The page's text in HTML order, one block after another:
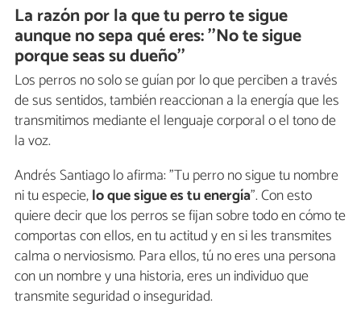
La razón por la que tu perro te sigue
aunque no sepa qué eres: ''No te sigue
porque seas su dueño''
Los perros no solo se guían por lo que perciben a través
de sus sentidos, también reaccionan a la energía que les
transmitimos mediante el lenguaje corporal o el tono de
la voz.
Andrés Santiago lo afirma: "Tu perro no sigue tu nombre
ni tu especie,lo que sigue es tu energía". Con esto
quiere decir que los perros se fijan sobre todo en cómo te
comportas con ellos, en tu actitud y en si les transmites
calma o nerviosismo. Para ellos, tú no eres una persona
con un nombre y una historia, eres un individuo que
transmite seguridad o inseguridad.